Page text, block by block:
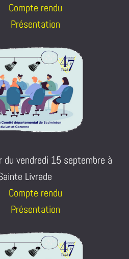
Compte rendu
Présentation
du vendredi 15 septembre à
Livrade
Compte rendu
Présentation